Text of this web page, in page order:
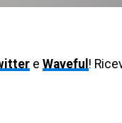
e Waveful !